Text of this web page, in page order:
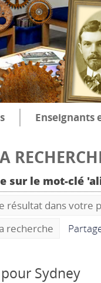
Enseignants
sur le mot-clé
résultat dans votre
recherche
Sydney